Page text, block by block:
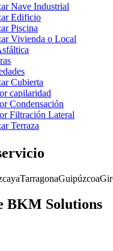
Nave Industrial
Edificio
Piscina
Vivienda o Local
Cubierta
capilaridad
Condensación
Filtración Lateral
Terraza
TarragonaGuipúzcoa
BKM Solutions